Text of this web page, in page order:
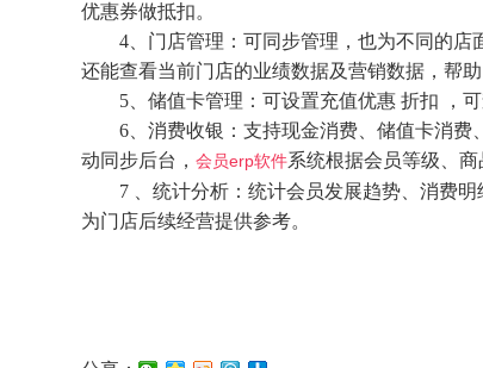
优惠券做抵扣。
4、门店管理：可同步管理，也为不同的店
还能查看当前门店的业绩数据及营销数据，帮
5、储值卡管理：可设置充值优惠 折扣 ，可
6、消费收银：支持现金消费、储值卡消费
动同步后台， 会员erp软件系统根据会员等级、商
7 、统计分析：统计会员发展趋势、消费明
为门店后续经营提供参考。